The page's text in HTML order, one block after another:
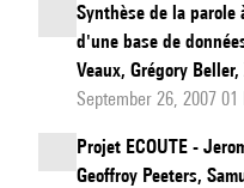
Synthèse de la
d'une base de
Veaux, Grégory
September 26, 2007
Projet ECOUTE -
Geoffroy Peeters,